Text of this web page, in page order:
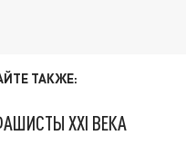
ТАКЖЕ:
XXI ВЕКА